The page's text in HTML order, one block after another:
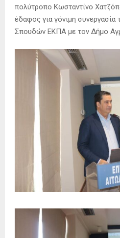
πολύτροπο Κωσταντίνο
έδαφος για γόνιμη
Σπουδών ΕΚΠΑ με τον Δήμο